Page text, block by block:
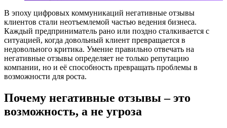
В эпоху цифровых коммуникаций негативные отзывы
клиентов стали неотъемлемой частью ведения бизнеса.
Каждый предприниматель рано или поздно сталкивается с
ситуацией, когда довольный клиент превращается в
недовольного критика. Умение правильно отвечать на
негативные отзывы определяет не только репутацию
компании, но и её способность превращать проблемы в
возможности для роста.
Почему негативные отзывы – это
возможность, а не угроза